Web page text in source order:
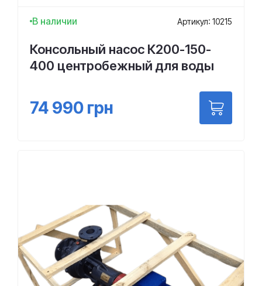
В наличии Артикул: 10215
Консольный насос К200-150-
400 центробежный для воды
74 990 грн